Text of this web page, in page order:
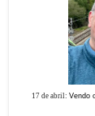
17 de abril: Vendo